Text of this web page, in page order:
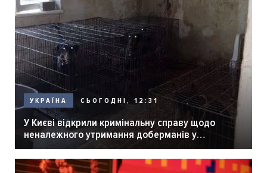
УКРАЇНА СЬОГОДНІ, 12:31
У Києві відкрили кримінальну справу щодо
неналежного утримання доберманів у
розпліднику